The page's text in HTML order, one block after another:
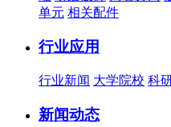
单元 相关配件
行业应用
行业新闻 大学院校 科
新闻动态